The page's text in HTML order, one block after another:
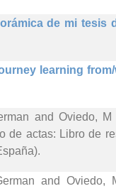
de mi tesis
learning
and Oviedo, M
de actas: Libro de
and Oviedo,